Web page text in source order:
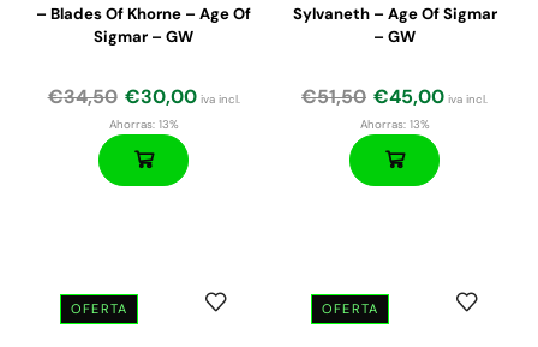
– Blades Of Khorne – Age Of
Sigmar – GW
€34,50 €30,00 iva incl.
Ahorras:13%
Sylvaneth – Age Of Sigmar
– GW
€51,50 €45,00 iva incl.
Ahorras:13%
OFERTA OFERTA